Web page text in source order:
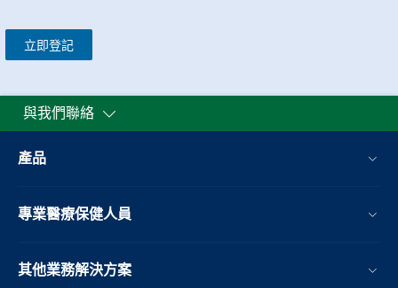
立即登記
與我們聯絡
產品
專業醫療保健人員
其他業務解決方案​